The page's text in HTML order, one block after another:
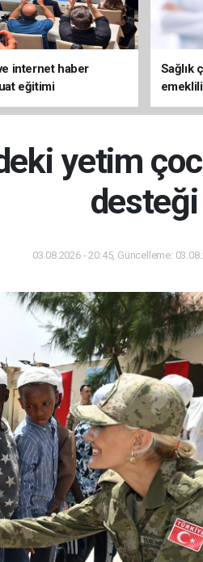
internet haber
eğitimi
Sağlık
yetim
desteği
03.08.2026 - 20:45, Güncelleme: